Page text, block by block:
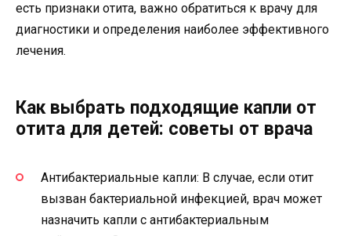
есть признаки отита, важно обратиться к врачу для
диагностики и определения наиболее эффективного
лечения.
Как выбрать подходящие капли от
отита для детей: советы от врача
Антибактериальные капли: В случае, если отит
вызван бактериальной инфекцией, врач может
назначить капли с антибактериальным